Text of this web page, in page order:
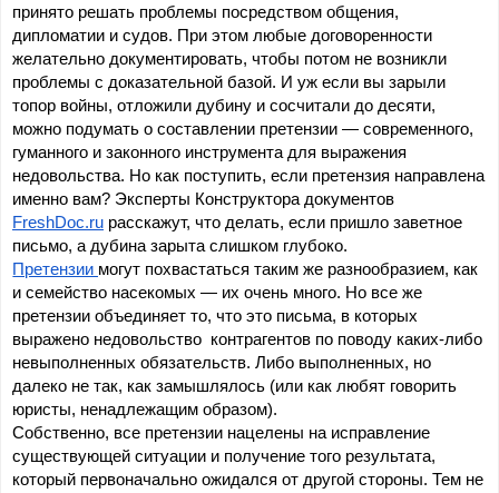
принято решать проблемы посредством общения,
дипломатии и судов. При этом любые договоренности
желательно документировать, чтобы потом не возникли
проблемы с доказательной базой. И уж если вы зарыли
топор войны, отложили дубину и сосчитали до десяти,
можно подумать о составлении претензии — современного,
гуманного и законного инструмента для выражения
недовольства. Но как поступить, если претензия направлена
FreshDoc.ru расскажут, что делать, если пришло заветное
письмо, а дубина зарыта слишком глубоко.
Претензии могут похвастаться таким же разнообразием, как
и семейство насекомых — их очень много. Но все же
претензии объединяет то, что это письма, в которых
выражено недовольство  контрагентов по поводу каких-либо
невыполненных обязательств. Либо выполненных, но
далеко не так, как замышлялось (или как любят говорить
юристы, ненадлежащим образом).
Собственно, все претензии нацелены на исправление
существующей ситуации и получение того результата,
который первоначально ожидался от другой стороны. Тем не